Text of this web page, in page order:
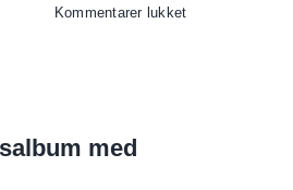
Kommentarer lukkettil
med